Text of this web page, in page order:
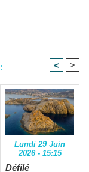
< >
Lundi 29 Juin
2026 - 15:15
Défilé